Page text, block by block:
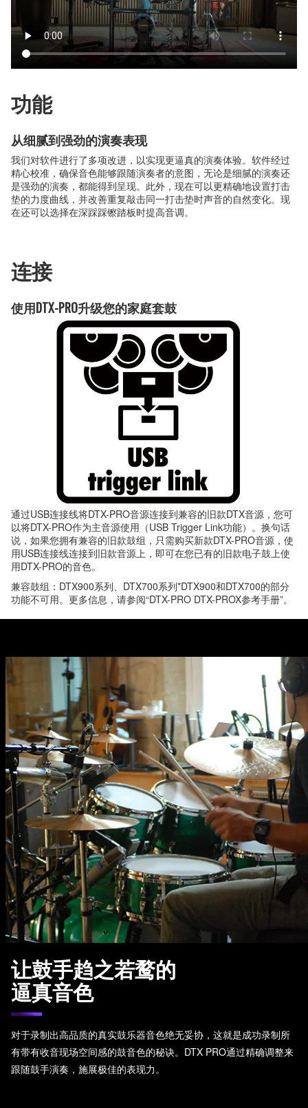
功能
从细腻到强劲的演奏表现
我们对软件进行了多项改进，以实现更逼真的演奏体验。软件经过
精心校准，确保音色能够跟随演奏者的意图，无论是细腻的演奏还
是强劲的演奏，都能得到呈现。此外，现在可以更精确地设置打击
垫的力度曲线，并改善重复敲击同一打击垫时声音的自然变化。现
在还可以选择在深踩踩镲踏板时提高音调。
连接
使用DTX-PRO升级您的家庭套鼓
通过USB连接线将DTX-PRO音源连接到兼容的旧款DTX音源，您可
以将DTX-PRO作为主音源使用（USB Trigger Link功能）。换句话
说，如果您拥有兼容的旧款鼓组，只需购买新款DTX-PRO音源，使
用USB连接线连接到旧款音源上，即可在您已有的旧款电子鼓上使
用DTX-PRO的音色。
兼容鼓组：DTX900系列、DTX700系列*DTX900和DTX700的部分
功能不可用。更多信息，请参阅“DTX-PRO DTX-PROX参考手册”。
让鼓手趋之若鹜的
逼真音色
对于录制出高品质的真实鼓乐器音色绝无妥协，这就是成功录制所
有带有收音现场空间感的鼓音色的秘诀。DTX PRO通过精确调整来
跟随鼓手演奏，施展极佳的表现力。